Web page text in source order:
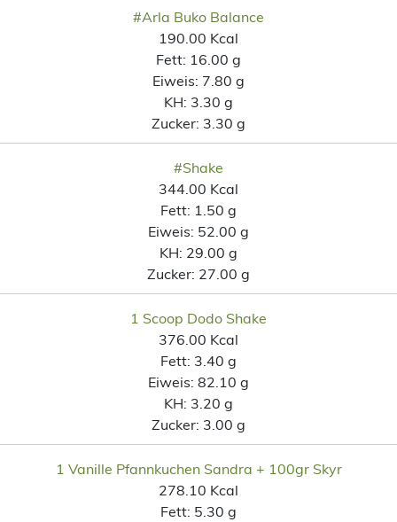
#Arla Buko Balance
190.00 Kcal
Fett: 16.00 g
Eiweis: 7.80 g
KH: 3.30 g
Zucker: 3.30 g
#Shake
344.00 Kcal
Fett: 1.50 g
Eiweis: 52.00 g
KH: 29.00 g
Zucker: 27.00 g
1 Scoop Dodo Shake
376.00 Kcal
Fett: 3.40 g
Eiweis: 82.10 g
KH: 3.20 g
Zucker: 3.00 g
1 Vanille Pfannkuchen Sandra + 100gr Skyr
278.10 Kcal
Fett: 5.30 g